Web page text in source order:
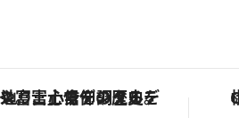
「星のや富士」でデジタルデトックス。冨士信仰の歴史を辿り、心身を調える。